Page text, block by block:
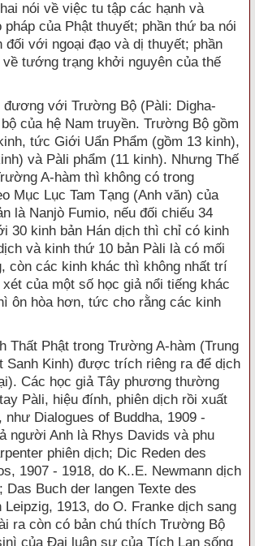
nói về việc tu tập các hạnh và
của Phật thuyết; phần thứ ba nói
đối với ngoại đạo và dị thuyết; phần
tướng trạng khởi nguyên của thế
với Trường Bộ (Pàli: Digha-
của hệ Nam truyền. Trường Bộ gồm
tức Giới Uẩn Phẩm (gồm 13 kinh),
và Pàli phẩm (11 kinh). Nhưng Thế
A-hàm thì không có trong
Mục Lục Tam Tạng (Anh văn) của
là Nanjò Fumio, nếu đối chiếu 34
30 kinh bản Hán dịch thì chỉ có kinh
và kinh thứ 10 bản Pàli là có mối
còn các kinh khác thì không nhất trí
của một số học giả nổi tiếng khác
ôn hòa hơn, tức cho rằng các kinh
Thất Phật trong Trường A-hàm (Trung
Sanh Kinh) được trích riêng ra để dịch
Các học giả Tây phương thường
Pàli, hiệu đính, phiên dịch rồi xuất
như Dialogues of Buddha, 1909 -
người Anh là Rhys Davids và phu
phiên dịch; Dic Reden des
1907 - 1918, do K..E. Newmann dịch
Buch der langen Texte des
Leipzig, 1913, do O. Franke dịch sang
ra còn có bản chú thích Trường Bộ
của Đại luận sư của Tích Lan sống